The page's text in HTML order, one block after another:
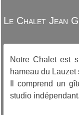
Le Chalet Jean
Notre Chalet est
hameau du
Il comprend un
studio indépendant.